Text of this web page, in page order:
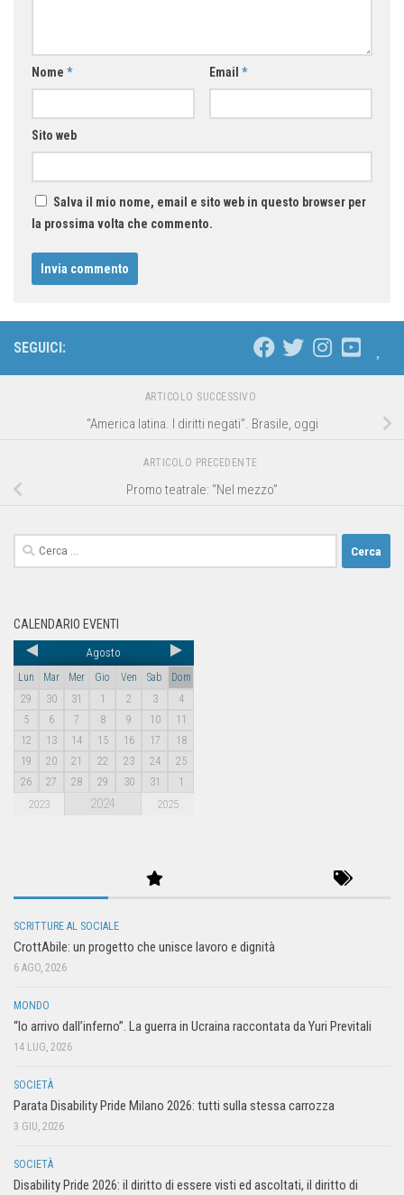
Nome * Email *
Sito web
Salva il mio nome, email e sito web in questo browser per
la prossima volta che commento.
SEGUICI:
ARTICOLO SUCCESSIVO
“America latina. I diritti negati”. Brasile, oggi
ARTICOLO PRECEDENTE
Promo teatrale: “Nel mezzo”
CALENDARIO EVENTI
Agosto
Lun Mar Mer Gio Ven Sab
Dom
29
30 31 1 2 3
4
5
6 7 8 9 10
11
12
13 14 15 16 17
18
19
20 21 22 23 24
25
26
27 28 29 30 31 1
2023 2024 2025
SCRITTURE AL SOCIALE
CrottAbile: un progetto che unisce lavoro e dignità
6 AGO, 2026
MONDO
“Io arrivo dall’inferno”. La guerra in Ucraina raccontata da Yuri Previtali
14 LUG, 2026
SOCIETÀ
Parata Disability Pride Milano 2026: tutti sulla stessa carrozza
3 GIU, 2026
SOCIETÀ
Disability Pride 2026: il diritto di essere visti ed ascoltati, il diritto di